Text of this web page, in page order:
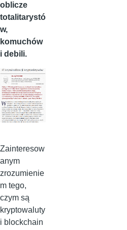
oblicze
totalitarystó
w,
komuchów
i debili.
Zainteresow
anym
zrozumienie
m tego,
czym są
kryptowaluty
i blockchain